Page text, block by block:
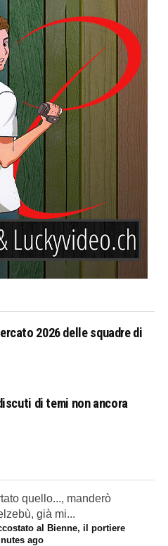
2026 delle squadre di
di temi non ancora
quello..., manderò
già mi...
al Bienne, il portiere
ago